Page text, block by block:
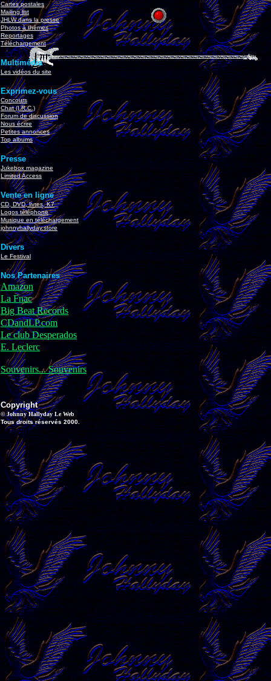
Cartes postales
Mailing list
JHLW dans la presse
Photos à thèmes
Reportages
Téléchargement
Multimédia
Les vidéos du site
Exprimez-vous
Concours
Chat (I.R.C.)
Forum de discussion
Nous écrire
Petites annonces
Top albums
Presse
Jukebox magazine
Limited Access
Vente en ligne
CD, DVD, livres, K7
Logos téléphone
Musique en téléchargement
johnnyhallyday.store
Divers
Le Festival
Nos Partenaires
Amazon
La Fnac
Big Beat Records
CDandLP.com
Le club Desperados
E. Leclerc
Souvenirs... Souvenirs
Copyright
© Johnny Hallyday Le Web
Tous droits réservés 2000.